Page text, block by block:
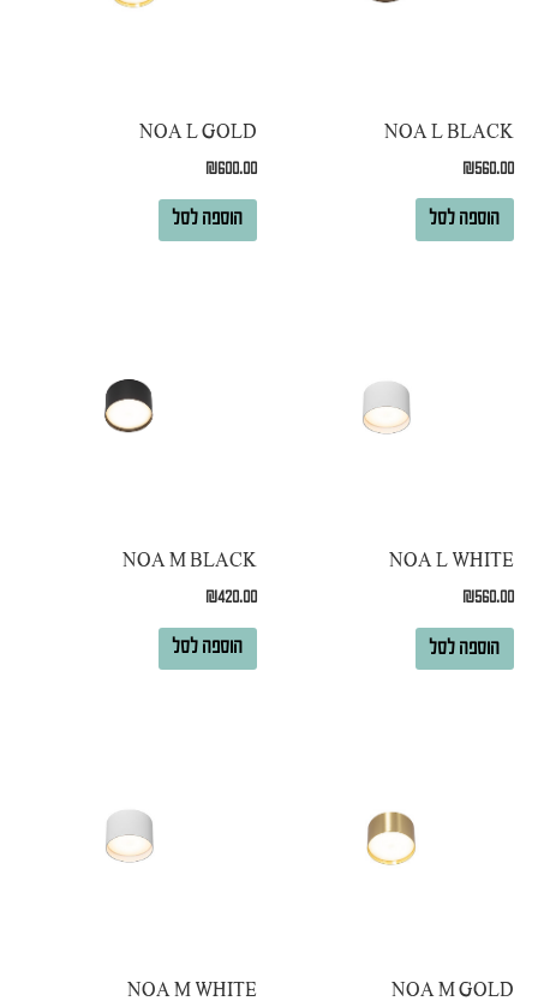
NOA L BLACK
₪560.00
הוספה לסל
NOA L GOLD
₪600.00
הוספה לסל
NOA L WHITE
₪560.00
הוספה לסל
NOA M BLACK
₪420.00
הוספה לסל
NOA M GOLD
NOA M WHITE